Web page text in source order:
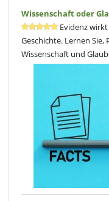
Wissenschaft oder
Evidenz
Geschichte. Lernen
Wissenschaft und